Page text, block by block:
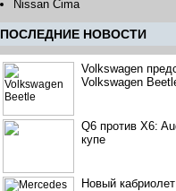
Nissan Cima
ПОCЛЕДНИЕ НОВОСТИ
Volkswagen
Volkswagen
Q6 против X6:
купе
Новый